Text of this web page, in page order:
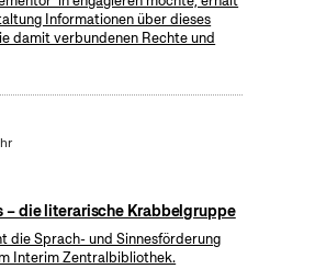
Informationen über dieses
damit verbundenen Rechte und
– die literarische Krabbelgruppe
die Sprach- und Sinnesförderung
Interim Zentralbibliothek.